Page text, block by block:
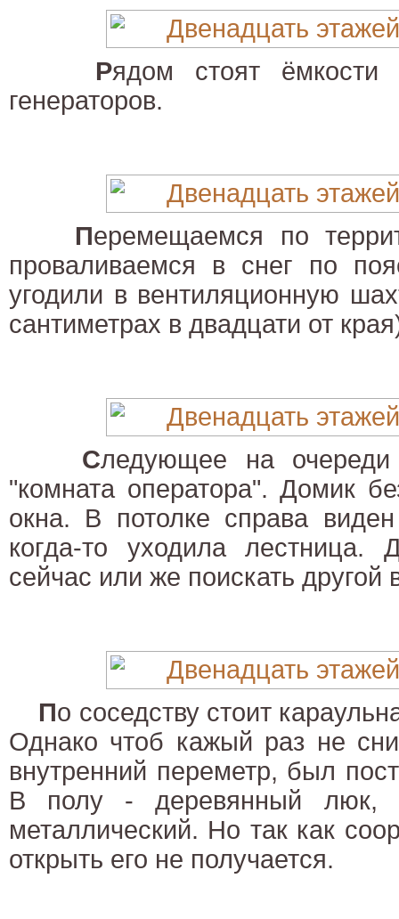
Рядом стоят
генераторов.
Перемещаемся по
проваливаемся в снег по
угодили в вентиляционную
сантиметрах в двадцати от
Следующее на
"комната оператора". Домик
окна. В потолке справа
когда-то уходила лестница.
сейчас или же поискать другой
По соседству стоит
Однако чтоб кажый раз не
внутренний переметр, был
В полу - деревянный люк,
металлический. Но так как
открыть его не получается.